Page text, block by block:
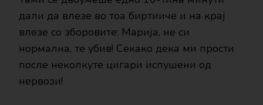
дали да влезе во тоа биртииче и на крај
влезе со зборовите: Марија, не си
нормална, те убив! Секако дека ми прости
после неколкуте цигари испушени од
нервози!